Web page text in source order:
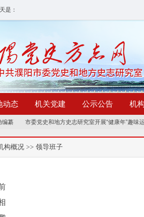
是：
动态 机关党建 公示公告 机
纂 市委党史和地方史志研究室开展“健康年”趣味运
构概况 >> 领导班子